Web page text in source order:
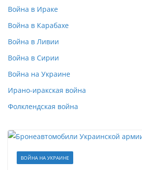
Война в Ираке
Война в Карабахе
Война в Ливии
Война в Сирии
Война на Украине
Ирано-иракская война
Фолклендская война
ВОЙНА НА УКРАИНЕ